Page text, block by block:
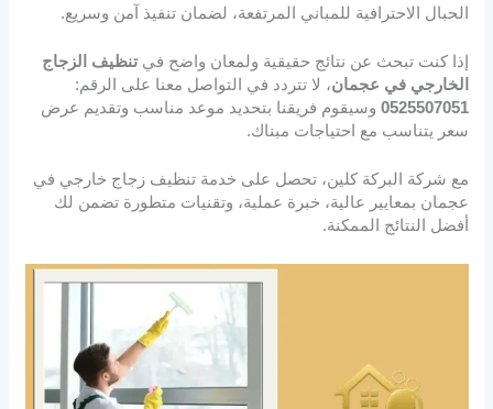
الحبال الاحترافية للمباني المرتفعة، لضمان تنفيذ آمن وسريع.
إذا كنت تبحث عن نتائج حقيقية ولمعان واضح فيتنظيف الزجاج
الخارجي في عجمان، لا تتردد في التواصل معنا على الرقم:
0525507051 وسيقوم فريقنا بتحديد موعد مناسب وتقديم عرض
سعر يتناسب مع احتياجات مبناك.
مع شركة البركة كلين، تحصل على خدمة تنظيف زجاج خارجي في
عجمان بمعايير عالية، خبرة عملية، وتقنيات متطورة تضمن لك
أفضل النتائج الممكنة.